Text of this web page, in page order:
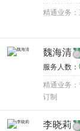
精通业务
魏海清
服务人数：
精通业务
订制
李晓莉